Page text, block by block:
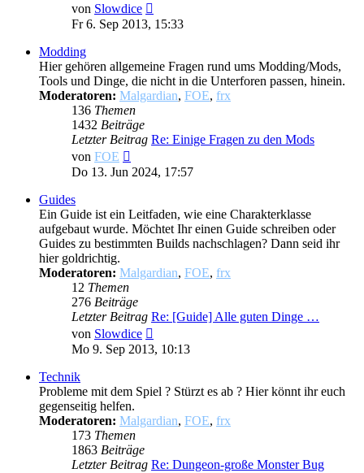
von Slowdice
Beitrag
Fr 6. Sep 2013, 15:33
Modding
Hier gehören allgemeine Fragen rund ums Modding/Mods,
Tools und Dinge, die nicht in die Unterforen passen, hinein.
Moderatoren: Malgardian, FOE, frx
136 Themen
1432 Beiträge
Letzter Beitrag Re: Einige Fragen zu den Mods
von FOE
Beitrag
Do 13. Jun 2024, 17:57
Guides
Ein Guide ist ein Leitfaden, wie eine Charakterklasse
aufgebaut wurde. Möchtet Ihr einen Guide schreiben oder
Guides zu bestimmten Builds nachschlagen? Dann seid ihr
hier goldrichtig.
Moderatoren: Malgardian, FOE, frx
12 Themen
276 Beiträge
Letzter Beitrag Re: [Guide] Alle guten Dinge …
von Slowdice
Beitrag
Mo 9. Sep 2013, 10:13
Technik
Probleme mit dem Spiel ? Stürzt es ab ? Hier könnt ihr euch
gegenseitig helfen.
Moderatoren: Malgardian, FOE, frx
173 Themen
1863 Beiträge
Letzter Beitrag Re: Dungeon-große Monster Bug